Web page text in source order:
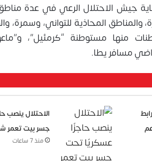
جيش الاحتلال الرعي في عدة مناطق
والمناطق المحاذية للتواني، وسمرة،
منها مستوطنة “كرمئيل”،
مسافر يطا.
الاحتلال ينصب
جسر بيت تعمر
منذ 7 ساعات